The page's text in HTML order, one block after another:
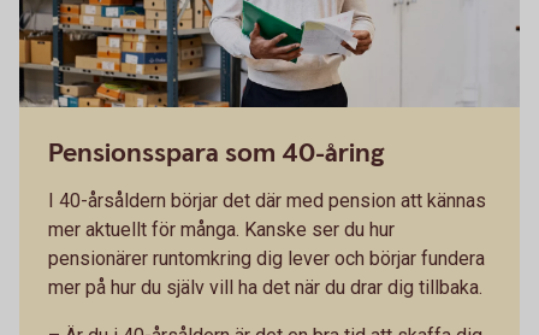
Pensionsspara som 40-åring
I 40-årsåldern börjar det där med pension att kännas
mer aktuellt för många. Kanske ser du hur
pensionärer runtomkring dig lever och börjar fundera
mer på hur du själv vill ha det när du drar dig tillbaka.